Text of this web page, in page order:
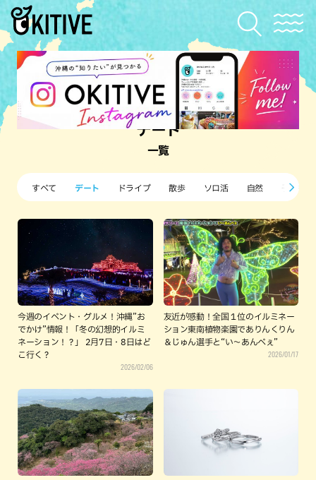
デート
一覧
すべて デート ドライブ 散歩 ソロ活 自然 子ども
今週のイベント・グルメ！沖縄”お
でかけ”情報！「冬の幻想的イルミ
ネーション！？」 2月7日・8日はど
こ行く？
2026/02/06
友近が感動！全国１位のイルミネー
ション東南植物楽園でありんくりん
＆じゅん選手と“い～あんべぇ”
2026/01/17